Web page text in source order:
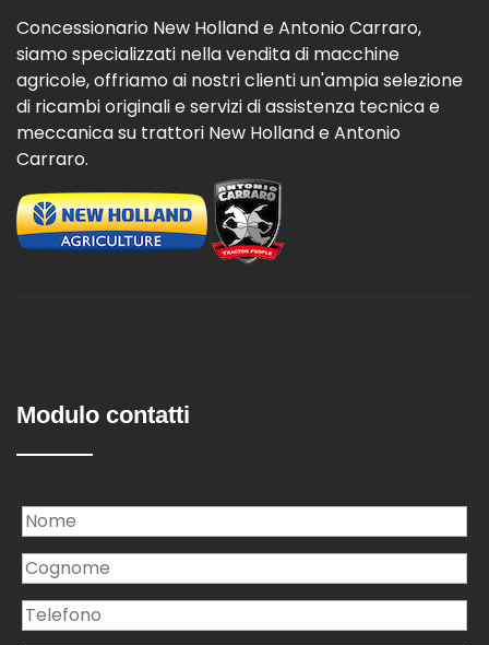
Concessionario New Holland e Antonio Carraro,
siamo specializzati nella vendita di macchine
agricole, offriamo ai nostri clienti un'ampia selezione
di ricambi originali e servizi di assistenza tecnica e
meccanica su trattori New Holland e Antonio
Carraro.
Modulo contatti